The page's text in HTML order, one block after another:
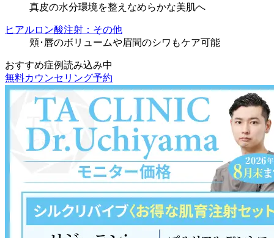
真皮の水分環境を整えなめらかな美肌へ
ヒアルロン酸注射：その他
頬･唇のボリュームや眉間のシワもケア可能
おすすめ症例読み込み中
無料カウンセリング予約